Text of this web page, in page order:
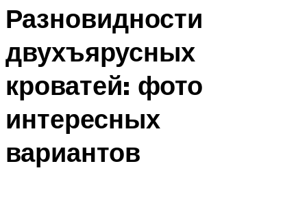
Разновидности
двухъярусных
кроватей: фото
интересных
вариантов